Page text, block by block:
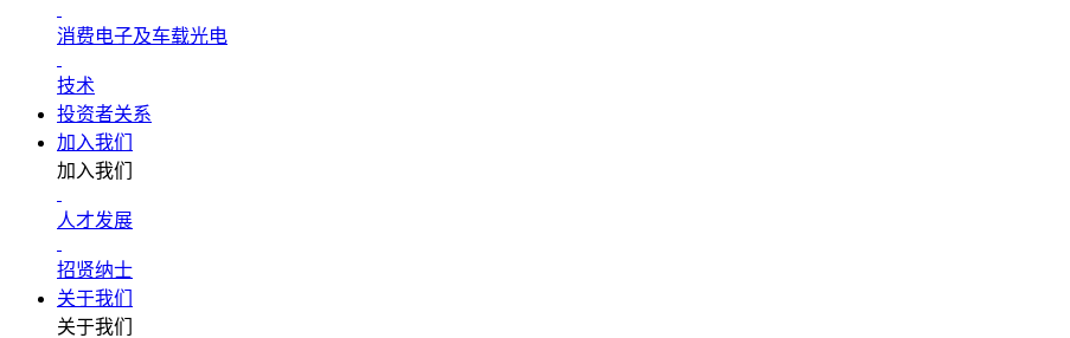
消费电子及车载光电
技术
投资者关系
加入我们
加入我们
人才发展
招贤纳士
关于我们
关于我们